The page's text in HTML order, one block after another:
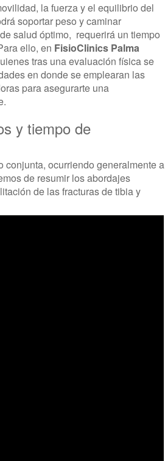
la fuerza y el equilibrio del
soportar peso y caminar
salud óptimo, requerirá un tiempo
ello, en FisioClinics Palma
tras una evaluación física se
en donde se emplearan las
para asegurarte una
y tiempo de
conjunta, ocurriendo generalmente a
de resumir los abordajes
de las fracturas de tibia y